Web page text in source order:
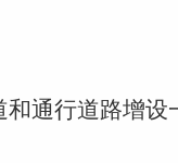
通行道路增设